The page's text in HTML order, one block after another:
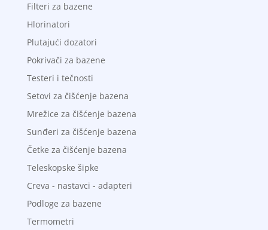
Filteri za bazene
Hlorinatori
Plutajući dozatori
Pokrivači za bazene
Testeri i tečnosti
Setovi za čišćenje bazena
Mrežice za čišćenje bazena
Sunđeri za čišćenje bazena
Četke za čišćenje bazena
Teleskopske šipke
Creva - nastavci - adapteri
Podloge za bazene
Termometri